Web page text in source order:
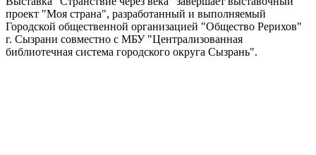
проект "Моя страна", разработанный и выполняемый
Городской общественной организацией "Общество Рерихов"
г. Сызрани совместно с МБУ "Централизованная
библиотечная система городского округа Сызрань".